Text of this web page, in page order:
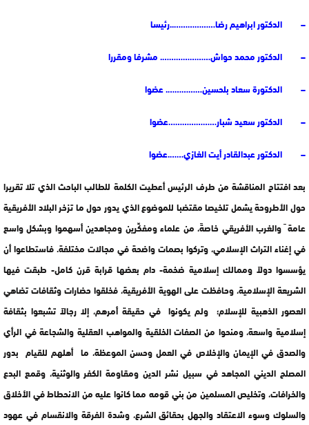
– الدكتور ابراهيم رضا………………..رئيسا
– الدكتور محمد حواش…………………. مشرفا ومقررا
– الدكتورة سعاد بلحسين……………. عضوا
– الدكتور سعيد شبار…………………عضوا
– الدكتور عبدالقادر أيت الغازي…….عضوا
بعد افتتاح المناقشة من طرف الرئيس أعطيت الكلمة للطالب الباحث الذي تلا تقريرا
حول الأطروحة يشمل تلخيصا مقتضبا للموضوع الذي يدور حول ما تزخر البلاد الأفريقية
عامة ً والغرب الأفريقي خاصةً، من علماء ومفكِّرين ومجاهدين أسهموا وبشكل واسع
في إغناء التراث الإسلامي، وتركوا بصمات واضحة في مجالات مختلفة. فاستطاعوا أن
يؤسسوا دولاً وممالك إسلامية ضخمة- دام بعضها قرابة قرن كامل- طبقت فيها
الشريعة الإسلامية، وحافظت على الهوية الأفريقية، فخلقوا حضارات وثقافات تضاهي
العصور الذهبية للإسلام؛ ولم يكونوا في حقيقة أمرهم، إلا رجالاً تشبعوا بثقافة
إسلامية واسعة، ومنحوا من الصفات الخلقية والمواهب العقلية والشجاعة في الرأي
والصدق في الإيمان والإخلاص في العمل وحسن الموعظة، ما أهلهم للقيام بدور
المصلح الديني المجاهد في سبيل نشر الدين ومقاومة الكفر والوثنية، وقمع البدع
والخرافات، وتخليص المسلمين من بني قومه مما كانوا عليه من الانحطاط في الأخلاق
والسلوك وسوء الاعتقاد والجهل بحقائق الشرع، وشدة الفرقة والانقسام في عهود